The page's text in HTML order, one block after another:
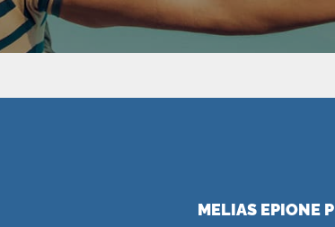
MELIAS EPIONE